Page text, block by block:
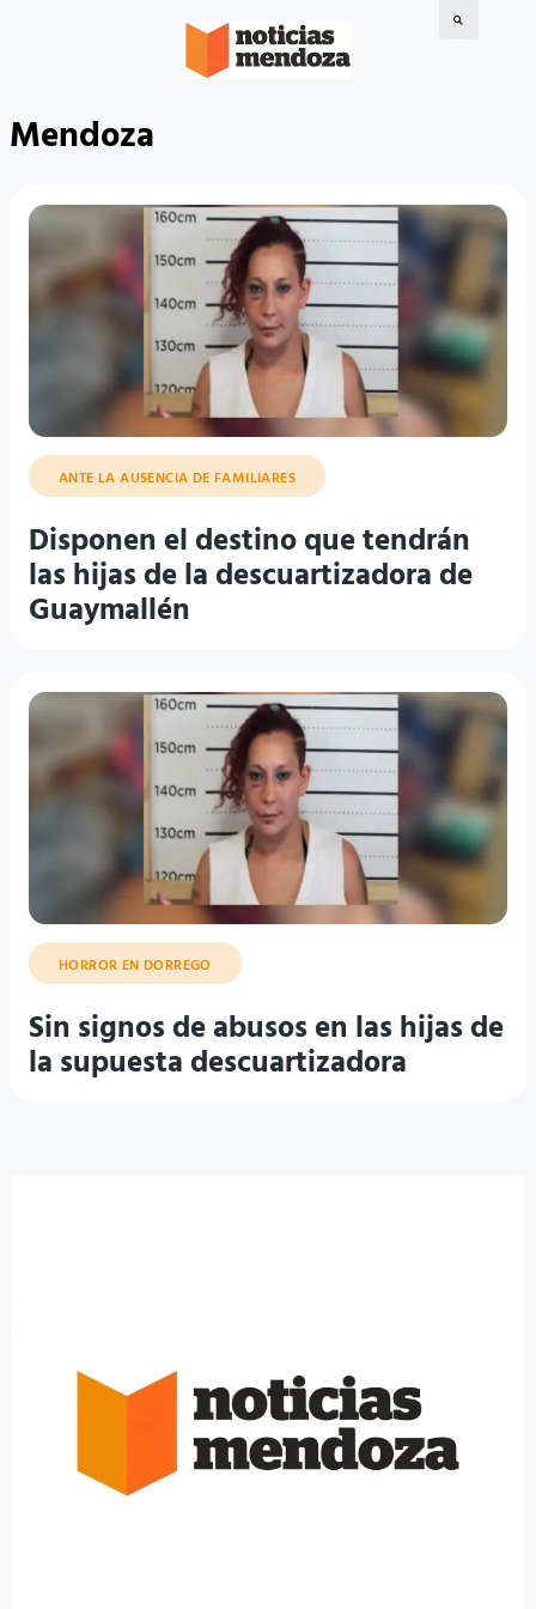
Mendoza
ANTE LA AUSENCIA DE FAMILIARES
Disponen el destino que tendrán
las hijas de la descuartizadora de
Guaymallén
HORROR EN DORREGO
Sin signos de abusos en las hijas de
la supuesta descuartizadora